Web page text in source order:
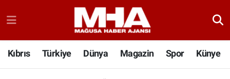
Kıbrıs Türkiye Dünya Magazin Spor Künye